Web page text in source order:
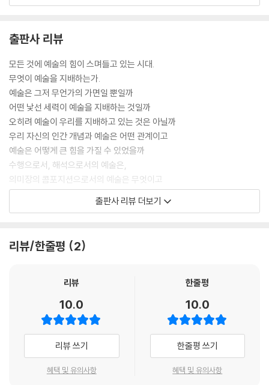
예술이 급진적으로 자율적인 건 각 작품이 요소들의 고유한 콤퍼지션(의
미장)이기 때문이다. 그 자체로서의 예술이 공공 영역과 사회-정치적 조건
을 초월하는 이유도 여기에 있다. 예술은 사회-정치적 조직 내에서 인간 행
동을 규율화하는 어떤 종류의 규칙에도 종속되지 않는다.
--- p.47
“「생각하는 사람」은 무엇을 하고 있는가?”라고 반복해서 묻는다. 나의 답
은 “그 청동 조각상은 전혀 아무것도 하지 않는다”이다. 제대로 된 질문이
라면 “「생각하는 사람」을 마주하면 우리는 무엇을 하는가?”여야 한다. ...
이런 방식으로 우리는 예술 작품 자체의 구성에 통합된다.
성을 혼동해서는 안 된다.
그 자체로서의 예술은 인류에게 위험하기도 하기에 절대 과소평가해서는
안 된다. 우리는 예술에 저항하기도 해야 하며, 정치나 윤리, 인간의 삶의
형식 등이 근본적으로 예술의 존재론에 의해 지배된다고 주장하는 본격적
인 낭만적 심미주의로 복귀해서도 안 된다. 우리는 낭만적인 사이렌의 유
혹에 저항해야 한다. 그들의 노래는 우리 시대 디자인 대상들의 제작 과정
전반에서 울리고 있다.
출판사 리뷰
모든 것에 예술의 힘이 스며들고 있는 시대.
무엇이 예술을 지배하는가.
예술은 그저 무언가의 가면일 뿐일까
어떤 낯선 세력이 예술을 지배하는 것일까
오히려 예술이 우리를 지배하고 있는 것은 아닐까
우리 자신의 인간 개념과 예술은 어떤 관계이고
예술은 어떻게 큰 힘을 가질 수 있었을까
수행으로서, 해석으로서의 예술은,
의미장의 콤포지션으로서의 예술은 무엇이고
급진적으로 자율적인,
스스로 존재하기 위해 우리를 끌어들이는 예술은
이런 질문에 대한 생각을 담은 책입니다.
사물을 특별하게 만드는 예술의 힘을 바탕으로 디자인된 사물들, 음식을
먹는 경험조차 미적 경험으로 바꾸고 환경 파괴의 소비를 아름다움과 숭고
함에 대한 경험으로 변환시켜 아름다운 물건을 갖고자 하는 우리의 욕망을
끊임없이 자극하는 것들 ... 이 모든 것에 스며들어 우리를 사로잡는 예술의
출판사 리뷰 더보기
리뷰/한줄평 2
리뷰
10.0
리뷰 쓰기
혜택 및 유의사항
한줄평
10.0
한줄평 쓰기
혜택 및 유의사항